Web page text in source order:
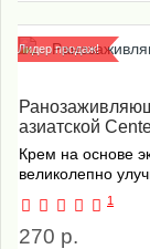
Лидер продаж!
азиатской
Крем на основе
великолепно
1
270 р.